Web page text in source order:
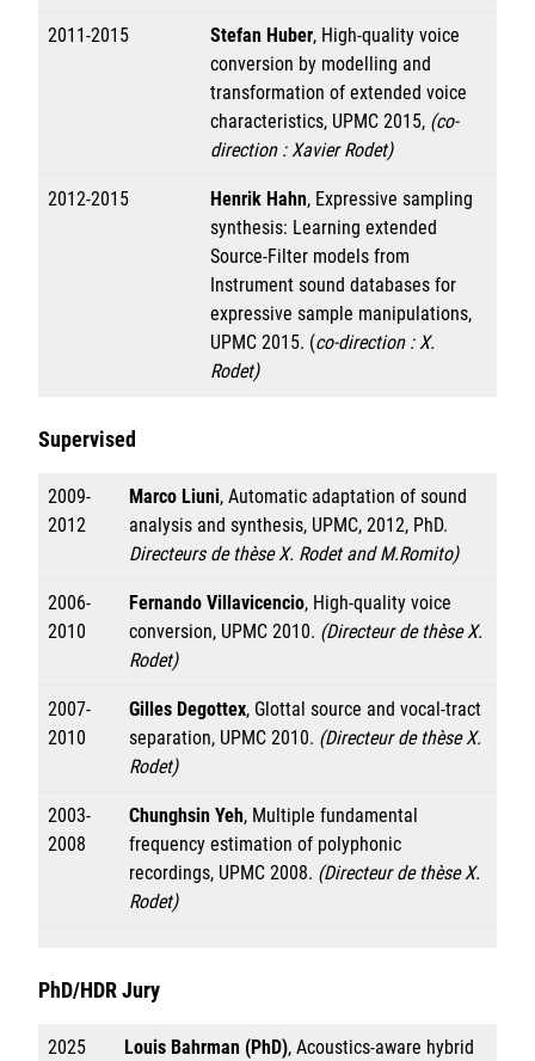
2011-2015 Stefan Huber, High-quality voice
conversion by modelling and
transformation of extended voice
characteristics, UPMC 2015, (co-
direction : Xavier Rodet)
2012-2015 Henrik Hahn, Expressive sampling
synthesis: Learning extended
Source-Filter models from
Instrument sound databases for
expressive sample manipulations,
UPMC 2015. (co-direction : X.
Rodet)
Supervised
2009-
2012
Marco Liuni, Automatic adaptation of sound
analysis and synthesis, UPMC, 2012, PhD.
Directeurs de thèse X. Rodet and M.Romito)
2006-
2010
Fernando Villavicencio, High-quality voice
conversion, UPMC 2010. (Directeur de thèse X.
Rodet)
2007-
2010
Gilles Degottex, Glottal source and vocal-tract
separation, UPMC 2010. (Directeur de thèse X.
Rodet)
2003-
2008
Chunghsin Yeh, Multiple fundamental
frequency estimation of polyphonic
recordings, UPMC 2008. (Directeur de thèse X.
Rodet)
PhD/HDR Jury
2025 Louis Bahrman (PhD), Acoustics-aware hybrid